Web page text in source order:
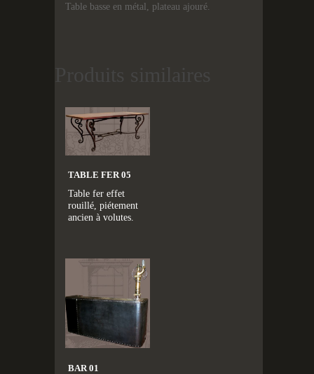
Table basse en métal, plateau ajouré.
TABLE FER 05
Table fer effet
rouillé, piétement
ancien à volutes.
BAR 01